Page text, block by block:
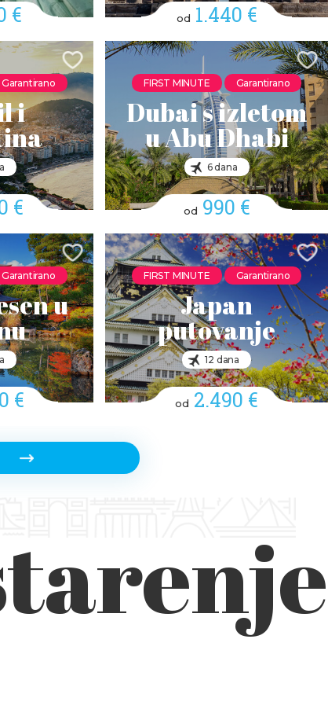
€ od 1.440 €
Garantirano
i
€
FIRST MINUTE Garantirano
Dubai s izletom
u Abu Dhabi
6 dana
od 990 €
Garantirano
u
€
FIRST MINUTE Garantirano
Japan
putovanje
12 dana
od 2.490 €